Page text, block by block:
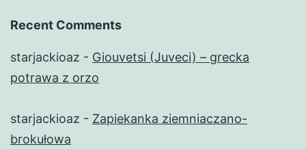
Recent Comments
starjackioaz - Giouvetsi (Juveci) – grecka
potrawa z orzo
starjackioaz - Zapiekanka ziemniaczano-
brokułowa